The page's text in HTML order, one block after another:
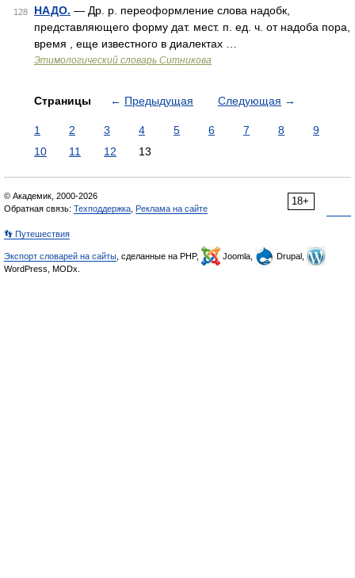
128 НАДО. — Др. р. переоформление слова надобк,
представляющего форму дат. мест. п. ед. ч. от надоба пора,
время , еще известного в диалектах …
Этимологический словарь Ситникова
Страницы ← Предыдущая Следующая →
1 2 3 4 5 6 7 8
9
10
11 12 13
18+
© Академик, 2000-2026
Обратная связь: Техподдержка Реклама на сайте
👣 Путешествия
Экспорт словарей на сайты , сделанные на PHP, Joomla,
Drupal,
WordPress, MODx.